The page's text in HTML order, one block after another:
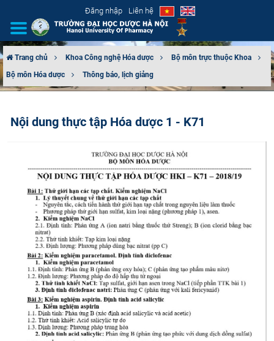
Đăng nhập Liên hệ
GIỚI THIỆU
ĐÀO TẠO
ĐẢM BẢO CHẤT LƯỢNG
KHOA HỌC CÔNG NGHỆ
HTQT
CỰU NGƯỜI HỌC
Trang chủ Khoa Công nghệ Hóa dược
Bộ môn trực thuộc Khoa
Bộ môn Hóa dược
Thông báo, lịch giảng
Nội dung thực tập Hóa dược 1 - K71